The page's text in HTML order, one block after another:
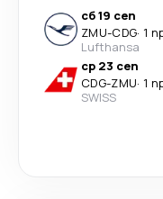
сб 19 сеп
ZMU-CDG· 1
Lufthansa
ср 23 сеп
CDG-ZMU· 1
SWISS